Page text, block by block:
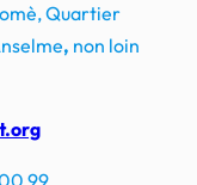
Quartier
, non loin
99